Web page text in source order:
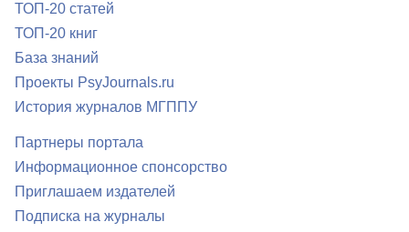
ТОП-20 статей
ТОП-20 книг
База знаний
Проекты PsyJournals.ru
История журналов МГППУ
Партнеры портала
Информационное спонсорство
Приглашаем издателей
Подписка на журналы